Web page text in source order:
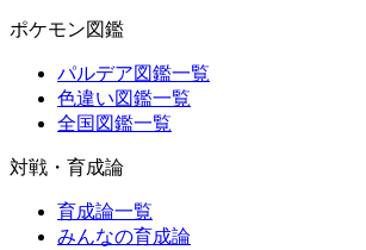
ポケモン図鑑
パルデア図鑑一覧
色違い図鑑一覧
全国図鑑一覧
対戦・育成論
育成論一覧
みんなの育成論